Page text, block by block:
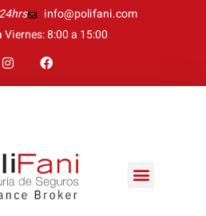
24hrs
info@polifani.com
Viernes: 8:00 a 15:00
n
t
m
a
e
Menú